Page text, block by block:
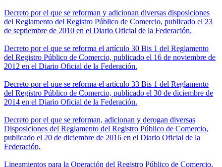
Decreto por el que se reforman y adicionan diversas disposiciones
del Reglamento del Registro Público de Comercio, publicado el 23
de septiembre de 2010 en el Diario Oficial de la Federación.
Decreto por el que se reforma el artículo 30 Bis 1 del Reglamento
del Registro Público de Comercio, publicado el 16 de noviembre de
2012 en el Diario Oficial de la Federación.
Decreto por el que se reforma el artículo 33 Bis 1 del Reglamento
del Registro Público de Comercio, publicado el 30 de diciembre de
2014 en el Diario Oficial de la Federación.
Decreto por el que se reforman, adicionan y derogan diversas
Disposiciones del Reglamento del Registro Público de Comercio,
publicado el 20 de diciembre de 2016 en el Diario Oficial de la
Federación.
Lineamientos para la Operación del Registro Público de Comercio.